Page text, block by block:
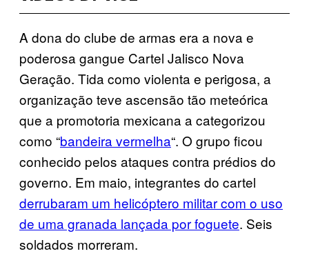
A dona do clube de armas era a nova e
poderosa gangue Cartel Jalisco Nova
Geração. Tida como violenta e perigosa, a
organização teve ascensão tão meteórica
que a promotoria mexicana a categorizou
como “bandeira vermelha“. O grupo ficou
conhecido pelos ataques contra prédios do
governo. Em maio, integrantes do cartel
derrubaram um helicóptero militar com o uso
de uma granada lançada por foguete. Seis
soldados morreram.